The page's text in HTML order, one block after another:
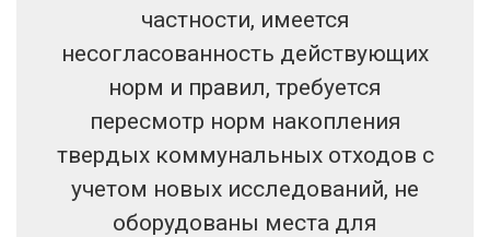
частности, имеется
несогласованность действующих
норм и правил, требуется
пересмотр норм накопления
твердых коммунальных отходов с
учетом новых исследований, не
оборудованы места для